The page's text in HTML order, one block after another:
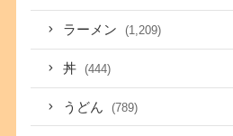
ラーメン (1,209)
丼 (444)
うどん (789)